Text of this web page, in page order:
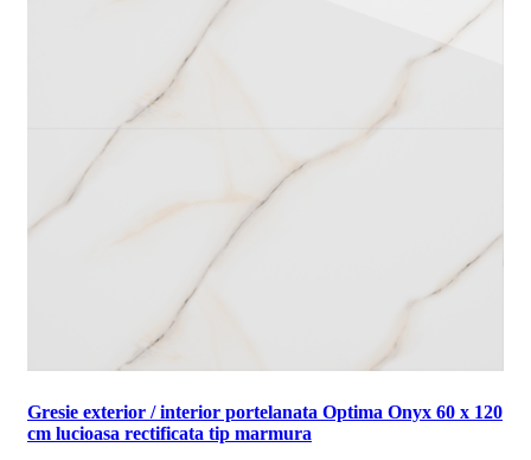
Gresie exterior / interior portelanata Optima Onyx 60 x 120
cm lucioasa rectificata tip marmura